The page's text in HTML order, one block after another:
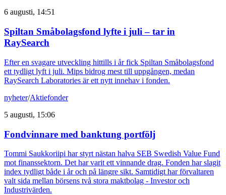
6 augusti, 14:51
Spiltan Småbolagsfond lyfte i juli – tar in
RaySearch
Efter en svagare utveckling hittills i år fick Spiltan Småbolagsfond
ett tydligt lyft i juli. Mips bidrog mest till uppgången, medan
RaySearch Laboratories är ett nytt innehav i fonden.
nyheter/Aktiefonder
5 augusti, 15:06
Fondvinnare med banktung portfölj
Tommi Saukkoriipi har styrt nästan halva SEB Swedish Value Fund
mot finanssektorn. Det har varit ett vinnande drag. Fonden har slagit
index tydligt både i år och på längre sikt. Samtidigt har förvaltaren
valt sida mellan börsens två stora maktbolag - Investor och
Industrivärden.